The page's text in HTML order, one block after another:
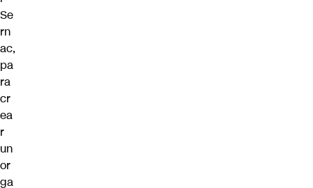
Se
rn
ac,
pa
ra
cr
ea
r
un
or
ga